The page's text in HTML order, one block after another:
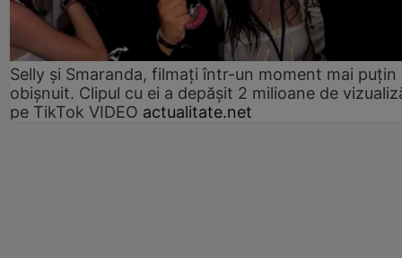
Selly și Smaranda, filmați într-un moment mai puțin
obișnuit. Clipul cu ei a depășit 2 milioane de
pe TikTok VIDEO actualitate.net